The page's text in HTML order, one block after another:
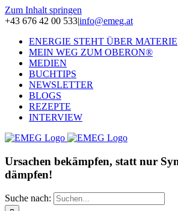
Zum Inhalt springen
+43 676 42 00 533|info@emeg.at
ENERGIE STEHT ÜBER MATERIE
MEIN WEG ZUM OBERON®
MEDIEN
BUCHTIPS
NEWSLETTER
BLOGS
REZEPTE
INTERVIEW
Ursachen bekämpfen, statt nur
dämpfen!
Suche nach: